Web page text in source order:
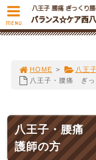
HOME > 八王
八王子・腰痛 ぎっ
八王子・腰痛
護師の方
MENU